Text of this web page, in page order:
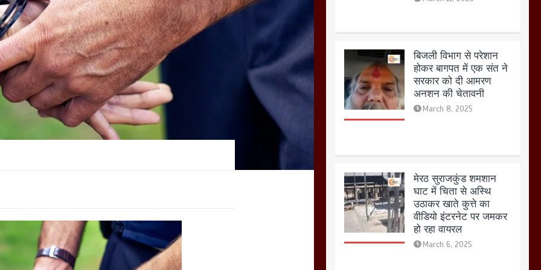
मेरठ सुराजकुंड शमशान
घाट में चिता से अस्थि
उठाकर खाते कुत्ते का
वीडियो इंटरनेट पर जमकर
हो रहा वायरल
होलिका रखने पर लात मार
कर होलिका को किया तहस
नहस,मोहल्ले वालों के साथ
की गई गाली गलोच ,कहा
अगर रखी गई होली तो होगा
खून खराबा,